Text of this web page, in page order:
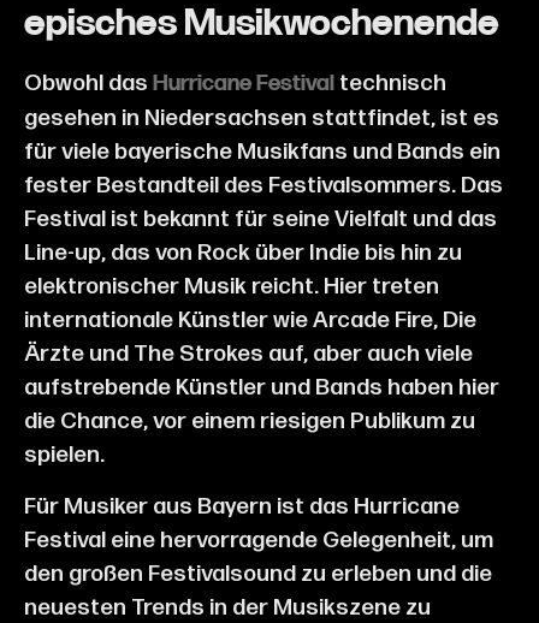
episches Musikwochenende
Obwohl das Hurricane Festival technisch
gesehen in Niedersachsen stattfindet, ist es
für viele bayerische Musikfans und Bands ein
fester Bestandteil des Festivalsommers. Das
Festival ist bekannt für seine Vielfalt und das
Line-up, das von Rock über Indie bis hin zu
elektronischer Musik reicht. Hier treten
internationale Künstler wie Arcade Fire, Die
Ärzte und The Strokes auf, aber auch viele
aufstrebende Künstler und Bands haben hier
die Chance, vor einem riesigen Publikum zu
spielen.
Für Musiker aus Bayern ist das Hurricane
Festival eine hervorragende Gelegenheit, um
den großen Festivalsound zu erleben und die
neuesten Trends in der Musikszene zu